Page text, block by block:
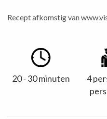
Recept afkomstig van
20 - 30 minuten
4